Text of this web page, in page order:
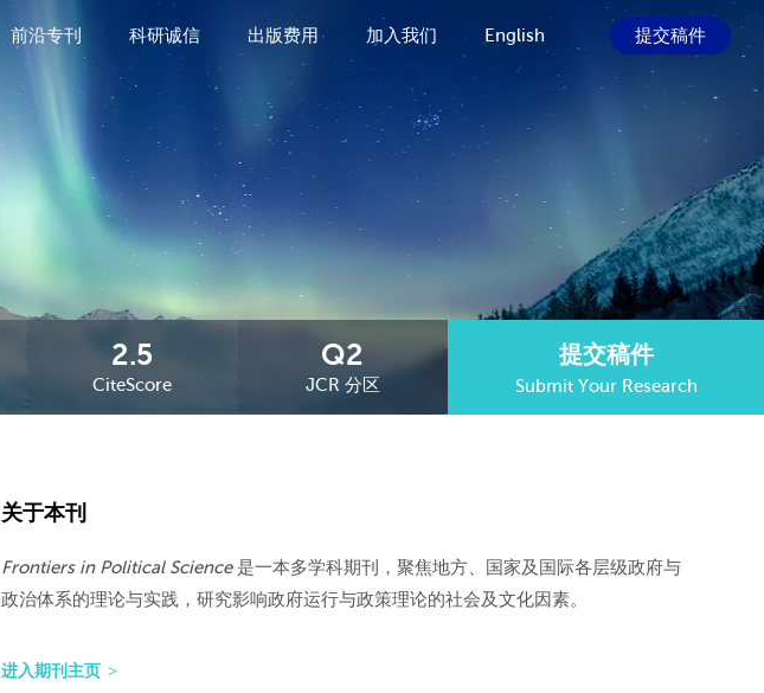
前沿专刊 科研诚信 出版费用 加入我们 English 提交稿件
2.5
CiteScore
Q2
JCR 分区
提交稿件
Submit Your Research
关于本刊
Frontiers in Political Science是一本多学科期刊，聚焦地方、国家及国际各层级政府与
政治体系的理论与实践，研究影响政府运行与政策理论的社会及文化因素。
进入期刊主页